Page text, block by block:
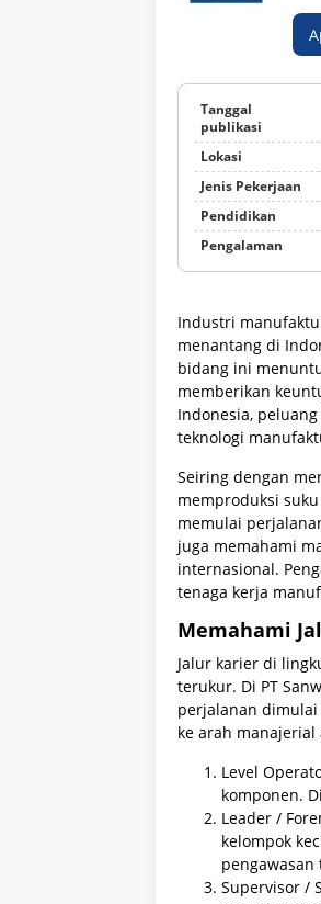
Tanggal
publikasi
Lokasi
Jenis Pekerjaan
Pendidikan
Pengalaman
Industri
menantang di
bidang ini
memberikan
Indonesia,
teknologi
Seiring dengan
memproduksi
memulai
juga memahami
internasional.
tenaga kerja
Memahami
Jalur karier di
terukur. Di PT
perjalanan
ke arah
Level
komponen.
Leader /
kelompok
Supervisor /